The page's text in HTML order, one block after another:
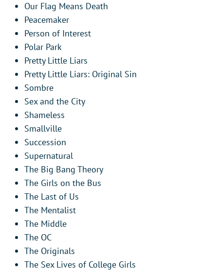
Our Flag Means Death
Peacemaker
Person of Interest
Polar Park
Pretty Little Liars
Pretty Little Liars: Original Sin
Sombre
Sex and the City
Shameless
Smallville
Succession
Supernatural
The Big Bang Theory
The Girls on the Bus
The Last of Us
The Mentalist
The Middle
The OC
The Originals
The Sex Lives of College Girls